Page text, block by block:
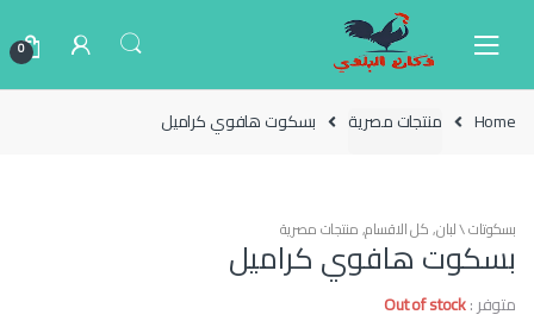
0
Home منتجات مصرية بسكوت هافوي كراميل
بسكوتات \ لبان,كل الاقسام,منتجات مصرية
بسكوت هافوي كراميل
متوفر :Out of stock